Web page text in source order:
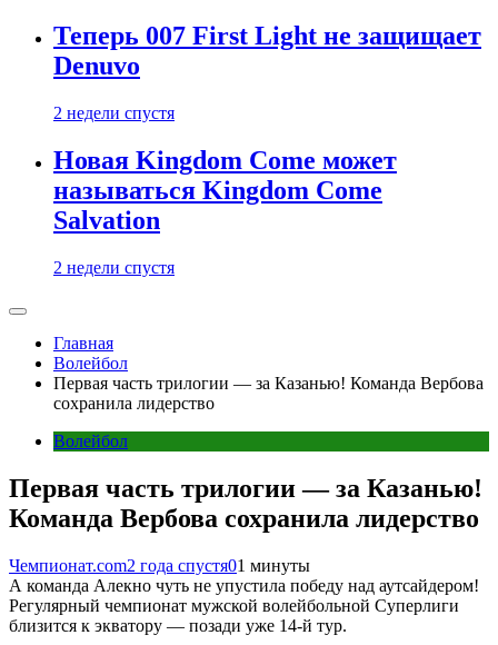
Теперь 007 First Light не защищает
Denuvo
2 недели спустя
Новая Kingdom Come может
называться Kingdom Come
Salvation
2 недели спустя
Главная
Волейбол
Первая часть трилогии — за Казанью! Команда Вербова
сохранила лидерство
Волейбол
Первая часть трилогии — за Казанью!
Команда Вербова сохранила лидерство
Чемпионат.com2 года спустя01 минуты
А команда Алекно чуть не упустила победу над аутсайдером!
Регулярный чемпионат мужской волейбольной Суперлиги
близится к экватору — позади уже 14-й тур.